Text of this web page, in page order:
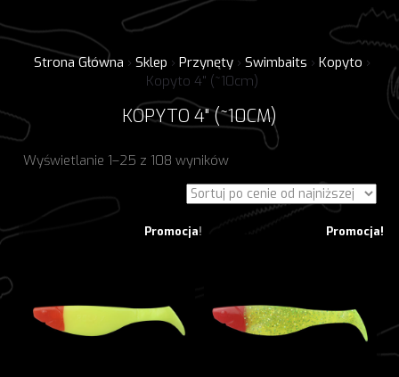
Strona Główna › Sklep › Przynęty › Swimbaits › Kopyto ›
Kopyto 4" (~10cm)
KOPYTO 4" (~10CM)
Wyświetlanie 1–25 z 108 wynikówPosortowane
ceny:
od
Promocja! Promocja!